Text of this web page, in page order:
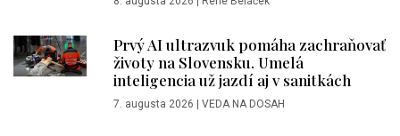
Prvý AI ultrazvuk pomáha zachraňovať
životy na Slovensku. Umelá
inteligencia už jazdí aj v sanitkách
7. augusta 2026 | VEDA NA DOSAH